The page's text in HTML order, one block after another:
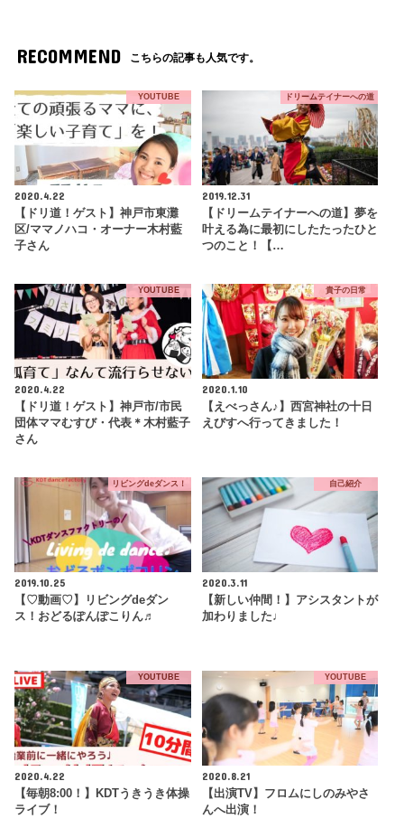
RECOMMEND こちらの記事も人気です。
YOUTUBE
2020.4.22
【ドリ道！ゲスト】神戸市東灘
区/ママノハコ・オーナー木村藍
子さん
ドリームテイナーへの道
2019.12.31
【ドリームテイナーへの道】夢を
叶える為に最初にしたたったひと
つのこと！【…
YOUTUBE
2020.4.22
【ドリ道！ゲスト】神戸市/市民
団体ママむすび・代表＊木村藍子
さん
貴子の日常
2020.1.10
【えべっさん♪】西宮神社の十日
えびすへ行ってきました！
リビングdeダンス！
2019.10.25
【♡動画♡】リビングdeダン
ス！おどるぽんぽこりん♬
自己紹介
2020.3.11
【新しい仲間！】アシスタントが
加わりました♩
YOUTUBE
2020.4.22
【毎朝8:00！】KDTうきうき体操
ライブ！
YOUTUBE
2020.8.21
【出演TV】フロムにしのみやさ
んへ出演！